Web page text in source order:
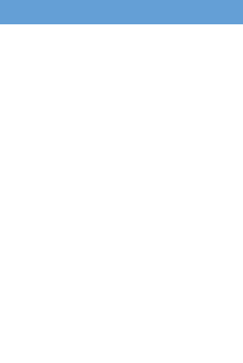
humanitaria a Hermosa